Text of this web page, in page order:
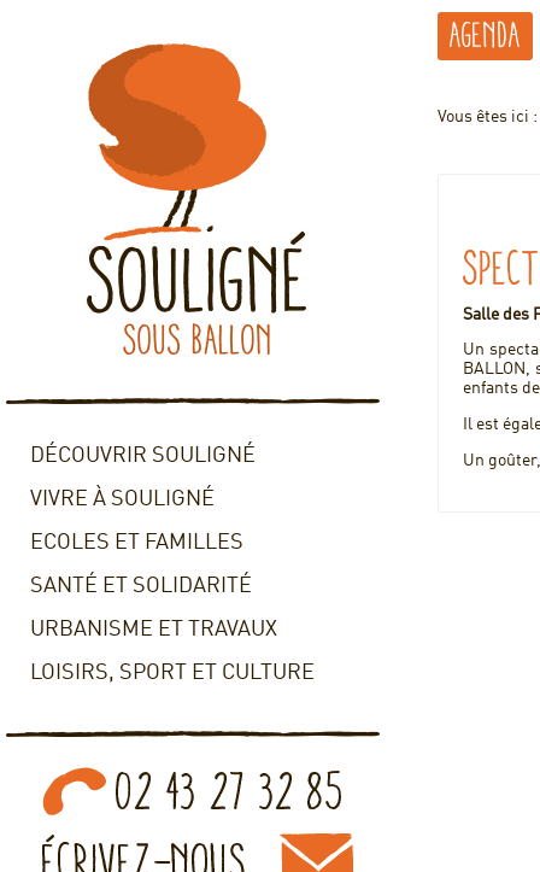
DÉCOUVRIR SOULIGNÉ
VIVRE À SOULIGNÉ
ECOLES ET FAMILLES
SANTÉ ET SOLIDARITÉ
URBANISME ET TRAVAUX
LOISIRS, SPORT ET CULTURE
Agenda
Vous êtes ici :
Salle des
Un
BALLON,
enfants
Il est
Un